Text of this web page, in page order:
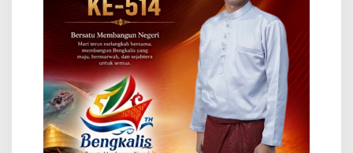
s
o
n
g